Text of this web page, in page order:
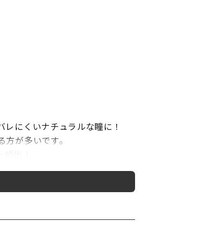
にくいナチュラルな瞳に！
が多いです。
し瞳を守ります！
す。